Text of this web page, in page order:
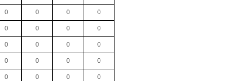
0 0 0 0
0 0 0 0
0 0 0 0
0 0 0 0
0 0 0 0